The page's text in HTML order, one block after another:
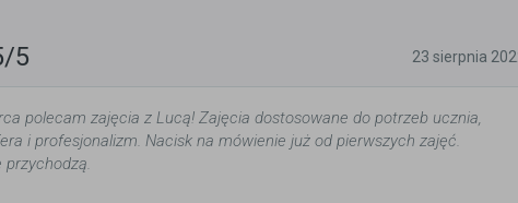
5 23 sierpnia
polecam zajęcia z Lucą! Zajęcia dostosowane do potrzeb ucznia,
i profesjonalizm. Nacisk na mówienie już od pierwszych zajęć.
przychodzą.